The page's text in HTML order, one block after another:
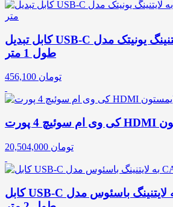
کابل تبدیل USB-C به لایتنینگ یونیتک مدل Y-C4048RD
طول 1 متر
456,100 تومان
20,504,000 تومان
کابل USB-C به لایتنینگ باسئوس مدل CATLWJ-A01